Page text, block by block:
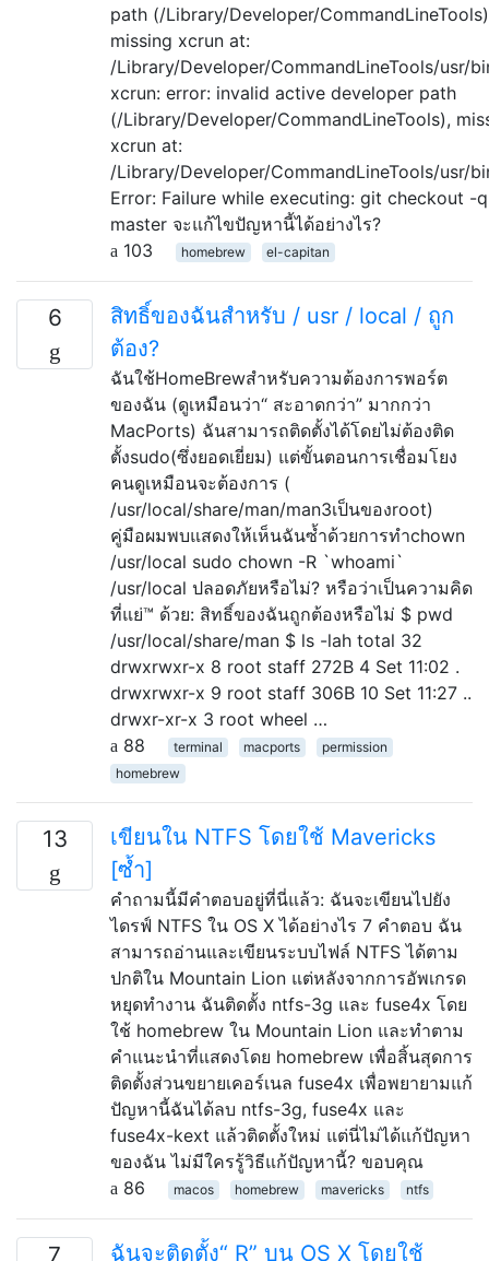
path (/Library/Developer/
missing xcrun at:
/Library/Developer/CommandLineTools/usr/
xcrun: error: invalid active developer path
(/Library/Developer/CommandLineTools),
xcrun at:
/Library/Developer/CommandLineTools/usr/
Error: Failure while executing: git checkout -q
master จะแก้ไขปัญหานี้ได้อย่างไร?
103
homebrew el-capitan
6
สิทธิ์ของฉันสำหรับ / usr / local / ถูก
ต้อง?
ฉันใช้HomeBrewสำหรับความต้องการพอร์ต
ของฉัน (ดูเหมือนว่า“ สะอาดกว่า” มากกว่า
MacPorts) ฉันสามารถติดตั้งได้โดยไม่ต้องติด
ตั้งsudo(ซึ่งยอดเยี่ยม) แต่ขั้นตอนการเชื่อมโยง
คนดูเหมือนจะต้องการ (
/usr/local/share/man/man3เป็นของroot)
คู่มือผมพบแสดงให้เห็นฉันซ้ำด้วยการทำchown
/usr/local sudo chown -R `whoami`
/usr/local ปลอดภัยหรือไม่? หรือว่าเป็นความคิด
ที่แย่™ ด้วย: สิทธิ์ของฉันถูกต้องหรือไม่ $ pwd
/usr/local/share/man $ ls -lah total 32
drwxrwxr-x 8 root staff 272B 4 Set 11:02 .
drwxrwxr-x 9 root staff 306B 10 Set 11:27 ..
drwxr-xr-x 3 root wheel …
88
terminal macports
permission
homebrew
13
เขียนใน NTFS โดยใช้ Mavericks
[ซ้ำ]
คำถามนี้มีคำตอบอยู่ที่นี่แล้ว: ฉันจะเขียนไปยัง
ไดรฟ์ NTFS ใน OS X ได้อย่างไร 7 คำตอบ ฉัน
สามารถอ่านและเขียนระบบไฟล์ NTFS ได้ตาม
ปกติใน Mountain Lion แต่หลังจากการอัพเกรด
หยุดทำงาน ฉันติดตั้ง ntfs-3g และ fuse4x โดย
ใช้ homebrew ใน Mountain Lion และทำตาม
คำแนะนำที่แสดงโดย homebrew เพื่อสิ้นสุดการ
ติดตั้งส่วนขยายเคอร์เนล fuse4x เพื่อพยายามแก้
ปัญหานี้ฉันได้ลบ ntfs-3g, fuse4x และ
fuse4x-kext แล้วติดตั้งใหม่ แต่นี่ไม่ได้แก้ปัญหา
ของฉัน ไม่มีใครรู้วิธีแก้ปัญหานี้? ขอบคุณ
86
macos homebrew mavericks ntfs
7 ฉันจะติดตั้ง“ R” บน OS X โดยใช้